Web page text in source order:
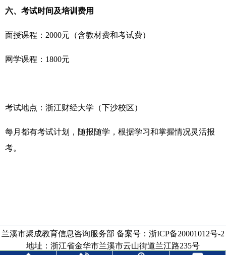
六、考试时间及培训费用
面授课程：2000元（含教材费和考试费）
网学课程：1800元
考试地点：浙江财经大学（下沙校区）
每月都有考试计划，随报随学，根据学习和掌握情况灵活报
考。
兰溪市聚成教育信息咨询服务部 备案号： 浙ICP备20001012号-2
地址：浙江省金华市兰溪市云山街道兰江路235号